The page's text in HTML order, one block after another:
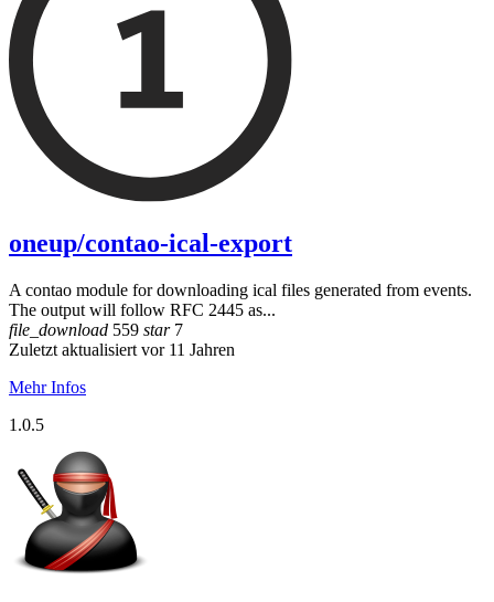
oneup/contao-ical-export
A contao module for downloading ical files generated from events.
The output will follow RFC 2445 as...
file_download 559 star7
Zuletzt aktualisiert vor 11 Jahren
Mehr Infos
1.0.5